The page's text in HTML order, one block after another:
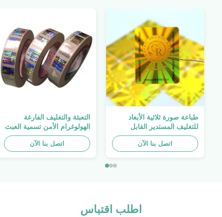
طباعة صورة ثلاثية الأبعاد
للتغليف المستدير القابل
للطباعة ، الملصق الأصلي ،
صفائح لاصقة ذاتية اللصق
اتصل بنا الآن
التعبئة والتغليف الفارغة
الهولوغرام الأمن تسمية العبث
واضح ملصق الهولوغرام شعار
الليزر
اتصل بنا الآن
اطلب اقتباس